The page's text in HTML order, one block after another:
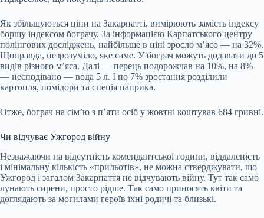
Як збільшуються ціни на Закарпатті, вимірюють замість індексу
борщу індексом бограчу. За інформацією Карпатського центру
полінгових досліджень, найбільше в ціні зросло м’ясо — на 32%.
Щоправда, незрозуміло, яке саме. У бограч можуть додавати до 5
видів різного м’яса. Далі — перець подорожчав на 10%, на 8%
— несподівано — вода 5 л. І по 7% зростання розділили
картопля, помідори та спеція паприка.
Отже, бограч на сім’ю з п’яти осіб у жовтні коштував 684 гривні.
Чи відчуває Ужгород війну
Незважаючи на відсутність комендантської години, віддаленість
і мінімальну кількість «прильотів», не можна стверджувати, що
Ужгород і загалом Закарпаття не відчувають війну. Тут так само
лунають сирени, просто рідше. Так само приносять квіти та
доглядають за могилами героїв їхні родичі та близькі.